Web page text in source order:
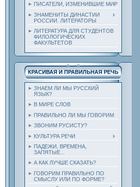
ПИСАТЕЛИ, ИЗМЕНИВШИЕ МИР
ЗНАМЕНИТЫ ДИНАСТИИ
РОССИИ. ЛИТЕРАТОРЫ
ЛИТЕРАТУРА ДЛЯ СТУДЕНТОВ
ФИЛОЛОГИЧЕСКИХ
ФАКУЛЬТЕТОВ
КРАСИВАЯ И ПРАВИЛЬНАЯ РЕЧЬ
ЗНАЕМ ЛИ МЫ РУССКИЙ
ЯЗЫК?
В МИРЕ СЛОВ
ПРАВИЛЬНО ЛИ МЫ ГОВОРИМ
ЗВОНИМ РУСИСТУ?
КУЛЬТУРА РЕЧИ
ПАДЕЖИ, ВРЕМЕНА,
ЗАПЯТЫЕ...
А КАК ЛУЧШЕ СКАЗАТЬ?
ГОВОРИМ ПРАВИЛЬНО ПО
СМЫСЛУ ИЛИ ПО ФОРМЕ?